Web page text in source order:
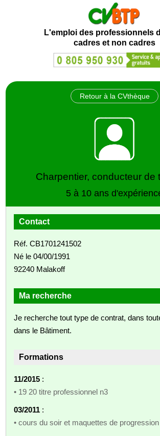
L'emploi des professionnels
cadres et non cadres
Retour à la CVthèque
Charpentier, conducteur de
5 à 10 ans
Contact
Réf. CB1701241502
Né le 04/00/1991
92240 Malakoff
Ma recherche
Je recherche tout type de contrat, dans
dans le Bâtiment.
Formations
11/2015 :
• 19 20 titre professionnel n3
03/2011 :
• cours du soir et maquettes de